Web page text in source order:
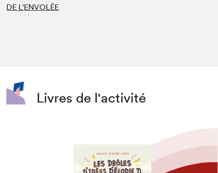
DE L'ENVOLÉE
Livres de l'activité